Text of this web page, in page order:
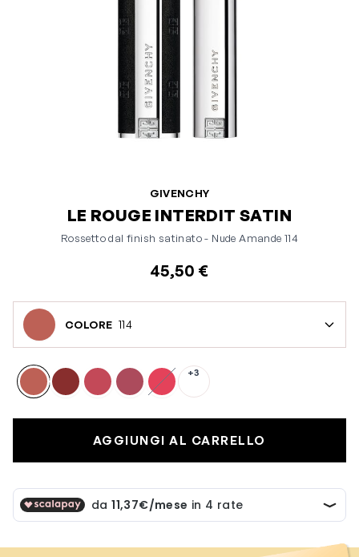
GIVENCHY
LE ROUGE INTERDIT SATIN
Rossetto dal finish satinato - Nude Amande 114
45,50 €
COLORE 114
310 +3
AGGIUNGI AL CARRELLO